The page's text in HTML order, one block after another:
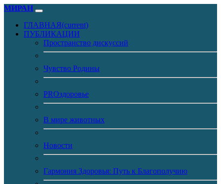
МИРАН
ГЛАВНАЯ(current)
ПУБЛИКАЦИИ
Пространство дискуссий
Чувство Родины
PROздоровье
В мире животных
Новости
Гармония Здоровья: Путь к Благополучию